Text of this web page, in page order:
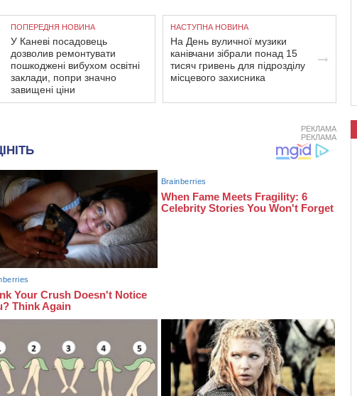
ПОПЕРЕДНЯ НОВИНА
У Каневі посадовець
дозволив ремонтувати
пошкоджені вибухом освітні
заклади, попри значно
завищені ціни
НАСТУПНА НОВИНА
На День вуличної музики
канівчани зібрали понад 15
тисяч гривень для підрозділу
місцевого захисника
РЕКЛАМА
РЕКЛАМА